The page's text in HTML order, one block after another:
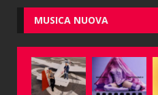
MUSICA NUOVA